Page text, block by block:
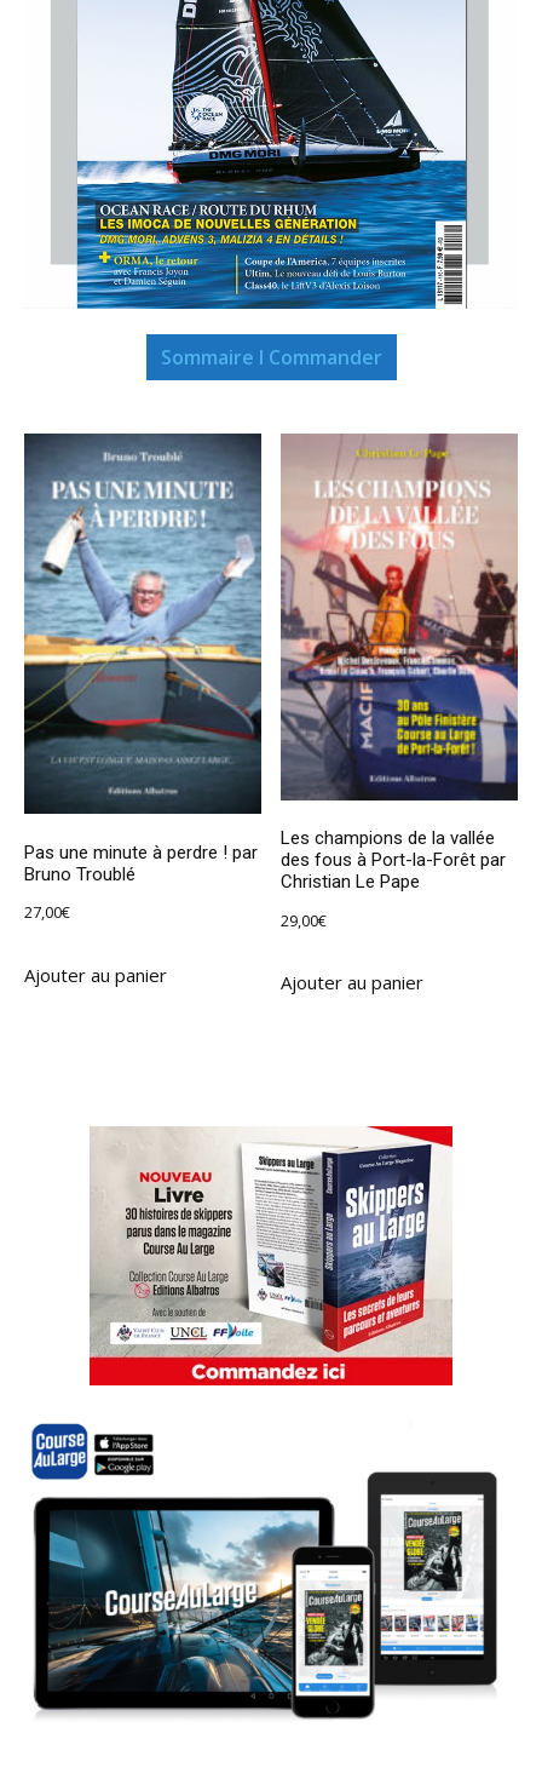
Sommaire I Commander
Pas une minute à perdre ! par
Bruno Troublé
27,00€
Ajouter au panier
Les champions de la vallée
des fous à Port-la-Forêt par
Christian Le Pape
29,00€
Ajouter au panier